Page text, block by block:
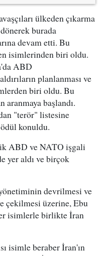
ülkeden çıkarma
burada
devam etti. Bu
isimlerinden biri oldu.
ABD
planlanması ve
biri oldu. Bu
aranmaya başlandı.
"terör" listesine
konuldu.
ABD ve NATO işgali
yer aldı ve birçok
devrilmesi ve
çekilmesi üzerine, Ebu
isimlerle birlikte İran
isimle beraber İran'ın